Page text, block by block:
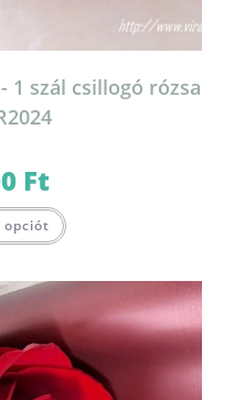
1 szál csillogó rózsa
Ft
opciót